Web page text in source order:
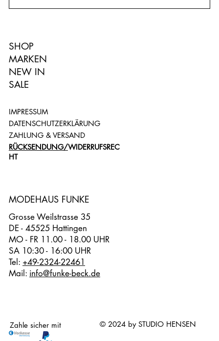
SHOP
MARKEN
NEW IN
SALE
IMPRESSUM
DATENSCHUTZERKLÄRUNG
ZAHLUNG & VERSAND
RÜCKSENDUNG/WIDERRUFSREC
HT
Grosse Weilstrasse 35
DE - 45525 Hattingen
MO - FR 11.00 - 18.00 UHR
SA 10:30 - 16:00 UHR
Tel: +49-2324-22461
Mail: info@funke-beck.de
MODEHAUS FUNKE
Zahle sicher mit © 2024 by STUDIO HENSEN